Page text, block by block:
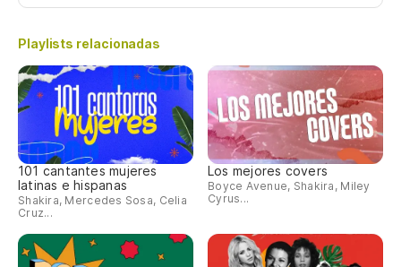
Playlists relacionadas
101 cantantes mujeres
latinas e hispanas
Shakira, Mercedes Sosa, Celia
Cruz...
Los mejores covers
Boyce Avenue, Shakira, Miley
Cyrus...